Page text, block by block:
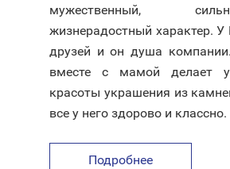
мужественный,
жизнерадостный характер.
друзей и он душа
вместе с мамой делает
красоты украшения из
все у него здорово и классно.
Подробнее